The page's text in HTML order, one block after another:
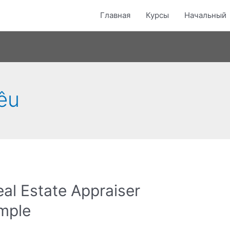
Главная Курсы Начальный
Estate Appraiser